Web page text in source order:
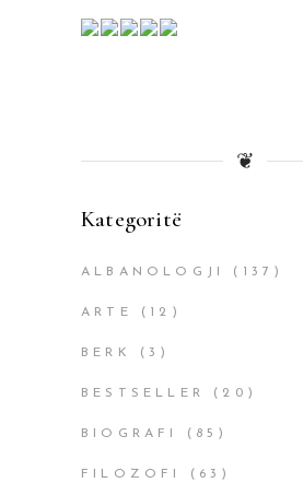
❦
Kategoritë
ALBANOLOGJI (137)
ARTE (12)
BERK (3)
BESTSELLER (20)
BIOGRAFI (85)
FILOZOFI (63)